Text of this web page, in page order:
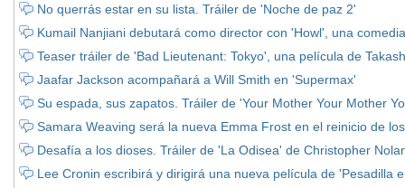
No querrás estar en su lista. Tráiler de 'Noche de paz 2'
Kumail Nanjiani debutará como director con 'Howl', una
Teaser tráiler de 'Bad Lieutenant: Tokyo', una película de
Jaafar Jackson acompañará a Will Smith en 'Supermax'
Su espada, sus zapatos. Tráiler de 'Your Mother Your Mother
Samara Weaving será la nueva Emma Frost en el reinicio de
Desafía a los dioses. Tráiler de 'La Odisea' de Christopher
Lee Cronin escribirá y dirigirá una nueva película de 'Pesadilla